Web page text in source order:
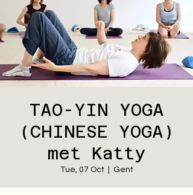
TAO-YIN YOGA
(CHINESE YOGA)
met Katty
Tue, 07 Oct
  |
Gent